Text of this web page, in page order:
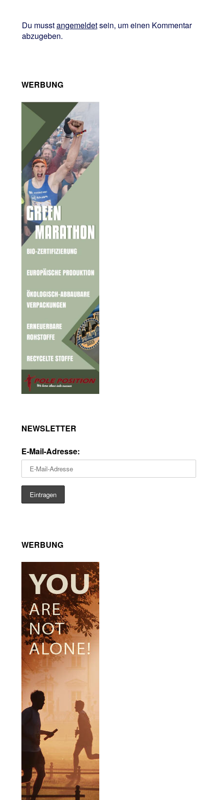
Du musstangemeldetsein, um einen Kommentar
abzugeben.
WERBUNG
NEWSLETTER
E-Mail-Adresse:
WERBUNG